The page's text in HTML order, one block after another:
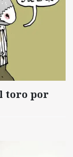
toro por